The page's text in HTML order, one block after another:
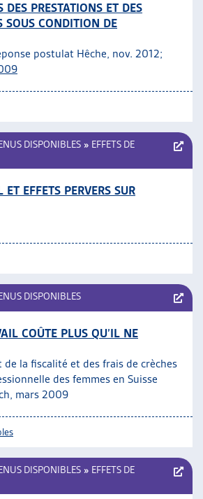
PRESTATIONS ET DES
SOUS CONDITION DE
postulat Hêche, nov. 2012;
DISPONIBLES » EFFETS DE
ET EFFETS PERVERS SUR
DISPONIBLES
COÛTE PLUS QU’IL NE
de la fiscalité et des frais de crèches
des femmes en Suisse
mars 2009
DISPONIBLES » EFFETS DE